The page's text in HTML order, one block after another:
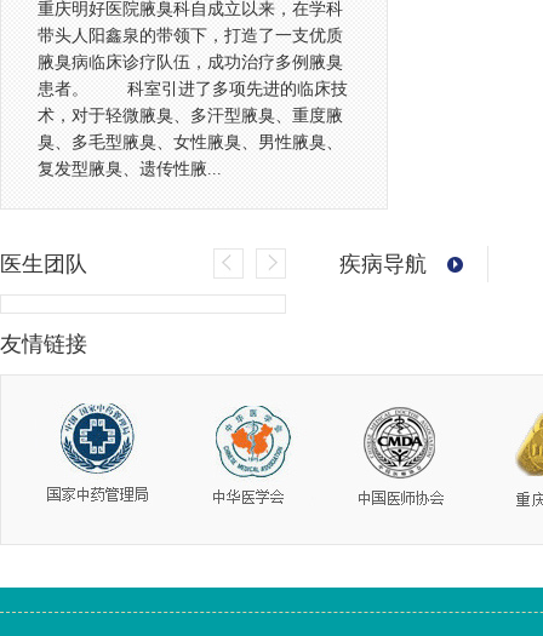
重庆明好医院腋臭科自成立以来，在学科
带头人阳鑫泉的带领下，打造了一支优质
腋臭病临床诊疗队伍，成功治疗多例腋臭
患者。 科室引进了多项先进的临床技
术，对于轻微腋臭、多汗型腋臭、重度腋
臭、多毛型腋臭、女性腋臭、男性腋臭、
复发型腋臭、遗传性腋...
医生团队 疾病导航
友情链接